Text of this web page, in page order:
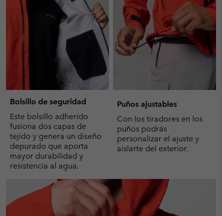
Bolsillo de seguridad
Este bolsillo adherido
fusiona dos capas de
tejido y genera un diseño
depurado que aporta
mayor durabilidad y
resistencia al agua.
Puños ajustables
Con los tiradores en los
puños podrás
personalizar el ajuste y
aislarte del exterior.